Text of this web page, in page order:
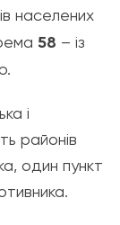
населених
58 – із
і
районів
один пункт